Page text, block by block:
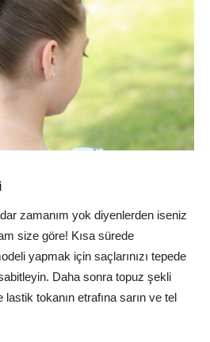
zamanım yok diyenlerden iseniz
size göre! Kısa sürede
yapmak için saçlarınızı tepede
Daha sonra topuz şekli
tokanın etrafına sarın ve tel